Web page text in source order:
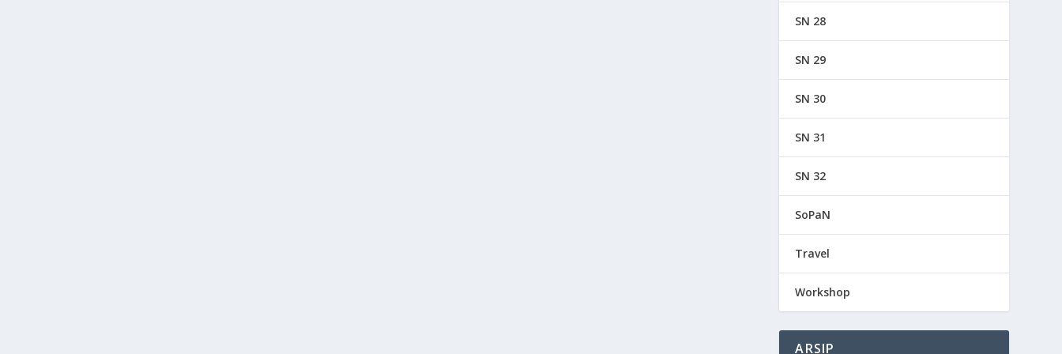
SN 28
SN 29
SN 30
SN 31
SN 32
SoPaN
Travel
Workshop
ARSIP